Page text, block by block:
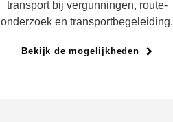
transport bij vergunningen, route-
onderzoek en transportbegeleiding.
Bekijk de mogelijkheden